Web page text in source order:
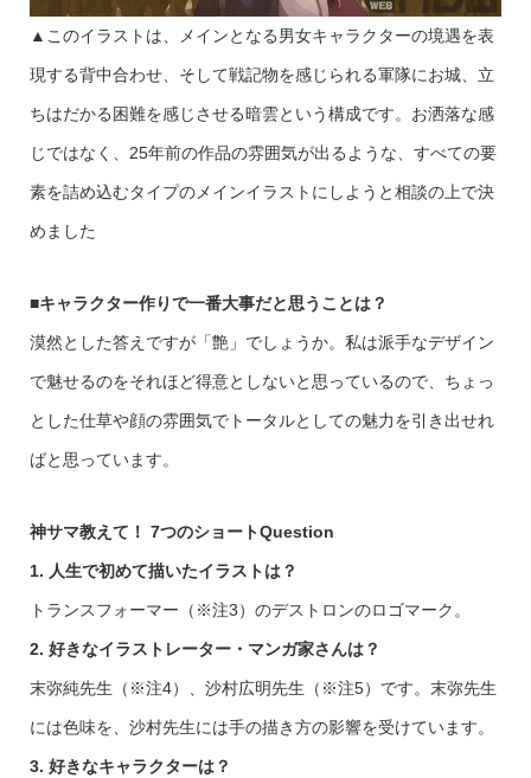
▲このイラストは、メインとなる男女キャラクターの境遇を表
現する背中合わせ、そして戦記物を感じられる軍隊にお城、立
ちはだかる困難を感じさせる暗雲という構成です。お洒落な感
じではなく、25年前の作品の雰囲気が出るような、すべての要
素を詰め込むタイプのメインイラストにしようと相談の上で決
めました
■キャラクター作りで一番大事だと思うことは？
漠然とした答えですが「艶」でしょうか。私は派手なデザイン
で魅せるのをそれほど得意としないと思っているので、ちょっ
とした仕草や顔の雰囲気でトータルとしての魅力を引き出せれ
ばと思っています。
神サマ教えて！ 7つのショートQuestion
1. 人生で初めて描いたイラストは？
トランスフォーマー（※注3）のデストロンのロゴマーク。
2. 好きなイラストレーター・マンガ家さんは？
末弥純先生（※注4）、沙村広明先生（※注5）です。末弥先生
には色味を、沙村先生には手の描き方の影響を受けています。
3. 好きなキャラクターは？